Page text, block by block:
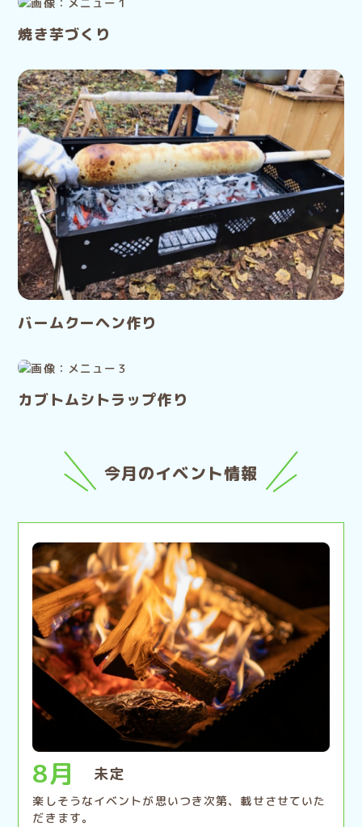
焼き芋づくり
バームクーヘン作り
カブトムシトラップ作り
今月のイベント情報
8月 未定
楽しそうなイベントが思いつき次第、載せさせていた
だきます。